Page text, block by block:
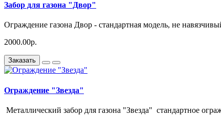
Забор для газона "Двор"
Ограждение газона Двор - стандартная модель, не
2000.00р.
Заказать
Ограждение "Звезда"
Металлический забор для газона "Звезда" стандартное